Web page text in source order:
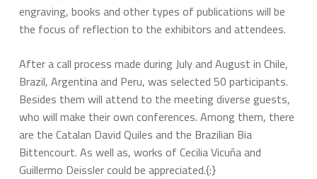
engraving, books and other types of publications will be
the focus of reflection to the exhibitors and attendees.
After a call process made during July and August in Chile,
Brazil, Argentina and Peru, was selected 50 participants.
Besides them will attend to the meeting diverse guests,
who will make their own conferences. Among them, there
are the Catalan David Quiles and the Brazilian Bia
Bittencourt. As well as, works of Cecilia Vicuña and
Guillermo Deissler could be appreciated.{:}